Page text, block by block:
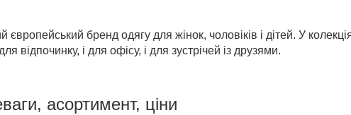
європейський бренд одягу для жінок, чоловіків і дітей. У
відпочинку, і для офісу, і для зустрічей із друзями.
асортимент, ціни